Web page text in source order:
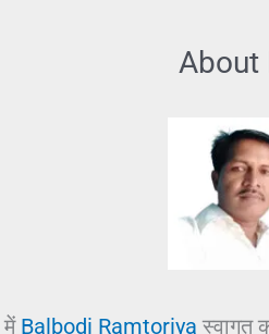
About
में Balbodi Ramtoriya स्वागत